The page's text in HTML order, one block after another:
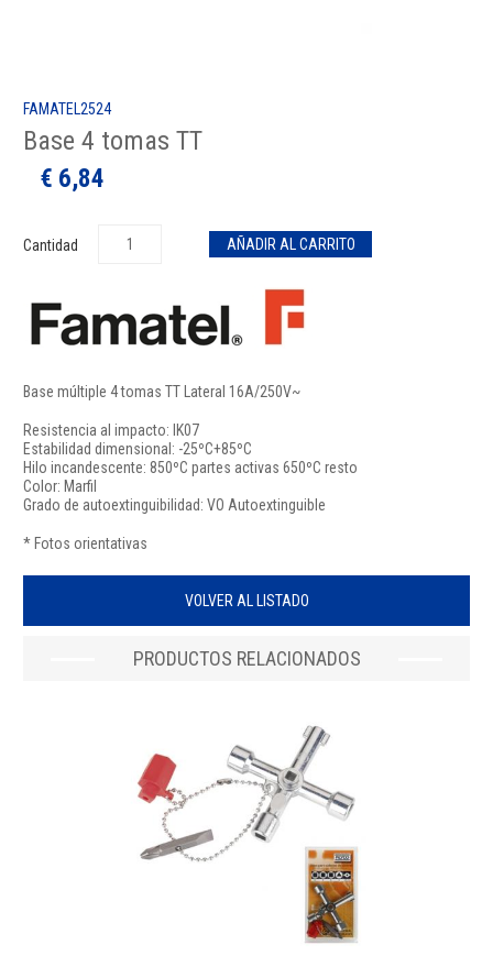
FAMATEL2524
Base 4 tomas TT
€ 6,84
Cantidad
Base múltiple 4 tomas TT Lateral 16A/250V~
Resistencia al impacto: IK07
Estabilidad dimensional: -25ºC+85ºC
Hilo incandescente: 850ºC partes activas 650ºC resto
Color: Marfil
Grado de autoextinguibilidad: VO Autoextinguible
* Fotos orientativas
VOLVER AL LISTADO
PRODUCTOS RELACIONADOS